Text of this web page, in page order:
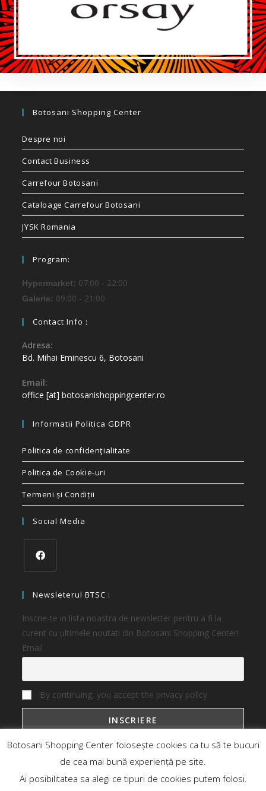
Botosani Shopping Center
Despre noi
Contact Business
Carrefour Botosani
Cataloage Carrefour Botosani
JYSK Romania
Program:
Hypermarket: 07:00 - 22:00
Galerie: 09:00 - 21:00
Contact Info :
Adresa:
Bd. Mihai Eminescu 6, Botosani
Email:
office [at] botosanishoppingcenter.ro
Informatii Politica GDPR
Politica de confidenţialitate
Politica de Cookie-uri
Termeni și Condiții
Social Media
Newsleterul BTSC :
Inscrie-te in lista noastra de newsletter pentru a fi la
curent cu ultimele noutati din Botosani Shopping Center!
Email
By continuing, you accept the privacy policy
Botosani Shopping Center Magazine
Botosani Shopping Center folosește cookies ca tu să te bucuri
de cea mai bună experiență pe site.
Ai posibilitatea sa alegi ce tipuri de cookies putem folosi.